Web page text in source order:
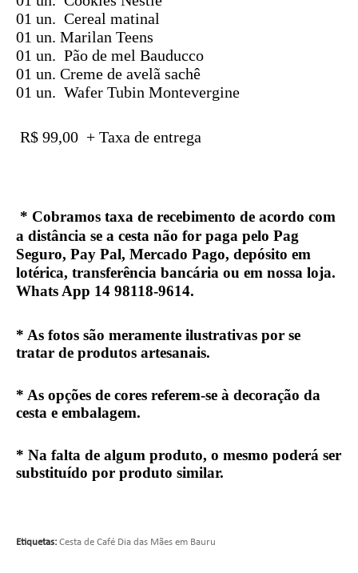
01 un. Cereal matinal
01 un. Marilan Teens
01 un. Pão de mel Bauducco
01 un. Creme de avelã sachê
01 un. Wafer Tubin Montevergine
R$ 99,00 + Taxa de entrega
* Cobramos taxa de recebimento de acordo com
a distância se a cesta não for paga pelo Pag
Seguro, Pay Pal, Mercado Pago, depósito em
lotérica, transferência bancária ou em nossa loja.
Whats App 14 98118-9614.
* As fotos são meramente ilustrativas por se
tratar de produtos artesanais.
* As opções de cores referem-se à decoração da
cesta e embalagem.
* Na falta de algum produto, o mesmo poderá ser
substituído por produto similar.
Etiquetas: Cesta de Café Dia das Mães em Bauru